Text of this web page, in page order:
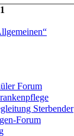
1
Forum
Sterbender
Forum